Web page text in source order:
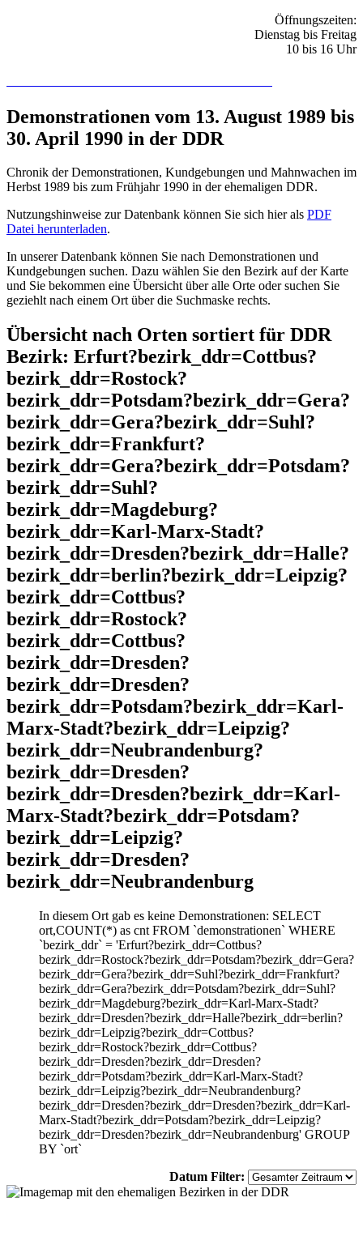
Öffnungszeiten:
Dienstag bis Freitag
10 bis 16 Uhr
Demonstrationen vom 13. August 1989 bis
30. April 1990 in der DDR
Chronik der Demonstrationen, Kundgebungen und Mahnwachen im
Herbst 1989 bis zum Frühjahr 1990 in der ehemaligen DDR.
Nutzungshinweise zur Datenbank können Sie sich hier als PDF
Datei herunterladen.
In unserer Datenbank können Sie nach Demonstrationen und
Kundgebungen suchen. Dazu wählen Sie den Bezirk auf der Karte
und Sie bekommen eine Übersicht über alle Orte oder suchen Sie
geziehlt nach einem Ort über die Suchmaske rechts.
Übersicht nach Orten sortiert für DDR
Bezirk: Erfurt?bezirk_ddr=Cottbus?
bezirk_ddr=Rostock?
bezirk_ddr=Potsdam?bezirk_ddr=Gera?
bezirk_ddr=Gera?bezirk_ddr=Suhl?
bezirk_ddr=Frankfurt?
bezirk_ddr=Gera?bezirk_ddr=Potsdam?
bezirk_ddr=Suhl?
bezirk_ddr=Magdeburg?
bezirk_ddr=Karl-Marx-Stadt?
bezirk_ddr=Dresden?bezirk_ddr=Halle?
bezirk_ddr=berlin?bezirk_ddr=Leipzig?
bezirk_ddr=Cottbus?
bezirk_ddr=Rostock?
bezirk_ddr=Cottbus?
bezirk_ddr=Dresden?
bezirk_ddr=Dresden?
bezirk_ddr=Potsdam?bezirk_ddr=Karl-
Marx-Stadt?bezirk_ddr=Leipzig?
bezirk_ddr=Neubrandenburg?
bezirk_ddr=Dresden?
bezirk_ddr=Dresden?bezirk_ddr=Karl-
Marx-Stadt?bezirk_ddr=Potsdam?
bezirk_ddr=Leipzig?
bezirk_ddr=Dresden?
bezirk_ddr=Neubrandenburg
In diesem Ort gab es keine Demonstrationen: SELECT
ort,COUNT(*) as cnt FROM `demonstrationen` WHERE
`bezirk_ddr` = 'Erfurt?bezirk_ddr=Cottbus?
bezirk_ddr=Rostock?bezirk_ddr=Potsdam?bezirk_ddr=Gera?
bezirk_ddr=Gera?bezirk_ddr=Suhl?bezirk_ddr=Frankfurt?
bezirk_ddr=Gera?bezirk_ddr=Potsdam?bezirk_ddr=Suhl?
bezirk_ddr=Magdeburg?bezirk_ddr=Karl-Marx-Stadt?
bezirk_ddr=Dresden?bezirk_ddr=Halle?bezirk_ddr=berlin?
bezirk_ddr=Leipzig?bezirk_ddr=Cottbus?
bezirk_ddr=Rostock?bezirk_ddr=Cottbus?
bezirk_ddr=Dresden?bezirk_ddr=Dresden?
bezirk_ddr=Potsdam?bezirk_ddr=Karl-Marx-Stadt?
bezirk_ddr=Leipzig?bezirk_ddr=Neubrandenburg?
bezirk_ddr=Dresden?bezirk_ddr=Dresden?bezirk_ddr=Karl-
Marx-Stadt?bezirk_ddr=Potsdam?bezirk_ddr=Leipzig?
bezirk_ddr=Dresden?bezirk_ddr=Neubrandenburg' GROUP
BY `ort`
Datum Filter: